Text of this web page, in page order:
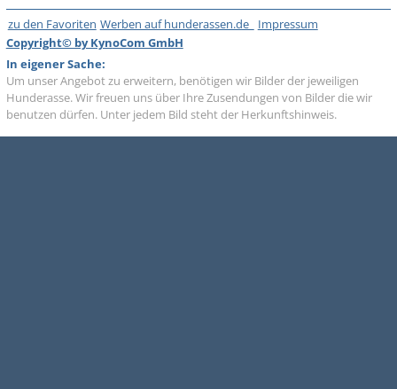
zu den Favoriten Werben auf hunderassen.de
Impressum
Copyright© by KynoCom GmbH
In eigener Sache:
Um unser Angebot zu erweitern, benötigen wir Bilder der jeweiligen
Hunderasse. Wir freuen uns über Ihre Zusendungen von Bilder die wir
benutzen dürfen. Unter jedem Bild steht der Herkunftshinweis.